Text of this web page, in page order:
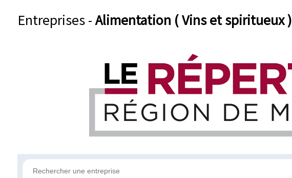
Entreprises -Alimentation ( Vins et spiritueux )